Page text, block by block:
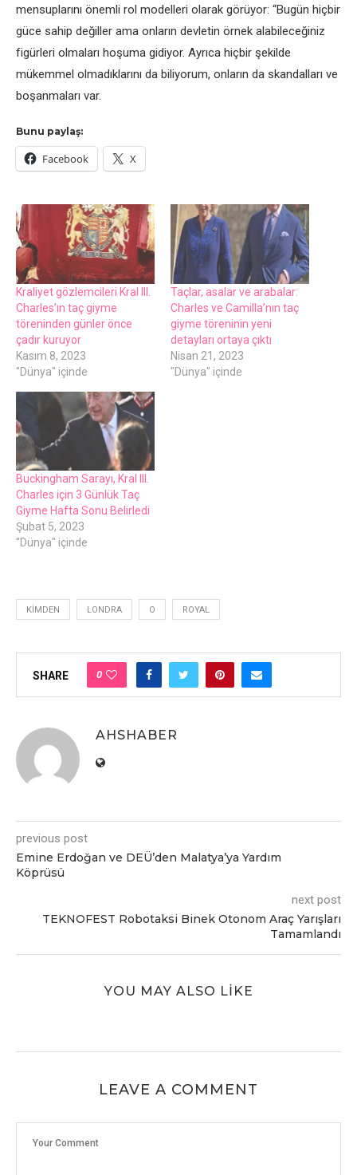
mensuplarını önemli rol modelleri olarak görüyor: “Bugün hiçbir
güce sahip değiller ama onların devletin örnek alabileceğiniz
figürleri olmaları hoşuma gidiyor. Ayrıca hiçbir şekilde
mükemmel olmadıklarını da biliyorum, onların da skandalları ve
boşanmaları var.
Bunu paylaş:
Facebook X
Kraliyet gözlemcileri Kral III.
Charles’ın taç giyme
töreninden günler önce
çadır kuruyor
Kasım 8, 2023
"Dünya" içinde
Taçlar, asalar ve arabalar:
Charles ve Camilla’nın taç
giyme töreninin yeni
detayları ortaya çıktı
Nisan 21, 2023
"Dünya" içinde
Buckingham Sarayı, Kral III.
Charles için 3 Günlük Taç
Giyme Hafta Sonu Belirledi
Şubat 5, 2023
"Dünya" içinde
KIMDEN LONDRA O ROYAL
SHARE 0
AHSHABER
previous post
Emine Erdoğan ve DEÜ’den Malatya’ya Yardım
Köprüsü
next post
TEKNOFEST Robotaksi Binek Otonom Araç Yarışları
Tamamlandı
YOU MAY ALSO LIKE
LEAVE A COMMENT